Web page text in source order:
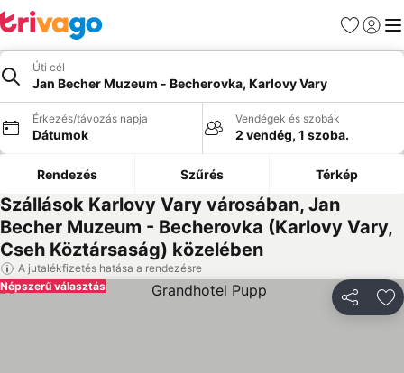
Kedvencek
Úti cél
Jan Becher Muzeum - Becherovka, Karlovy Vary
Érkezés/távozás napja
Dátumok
Vendégek és szobák
2 vendég, 1 szoba.
Rendezés Szűrés Térkép
Szállások Karlovy Vary városában, Jan
Becher Muzeum - Becherovka (Karlovy Vary,
Cseh Köztársaság) közelében
A jutalékfizetés hatása a rendezésre
Népszerű választás